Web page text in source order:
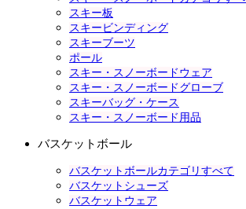
スキー板
スキービンディング
スキーブーツ
ポール
スキー・スノーボードウェア
スキー・スノーボードグローブ
スキーバッグ・ケース
スキー・スノーボード用品
バスケットボール
バスケットボールカテゴリすべて
バスケットシューズ
バスケットウェア